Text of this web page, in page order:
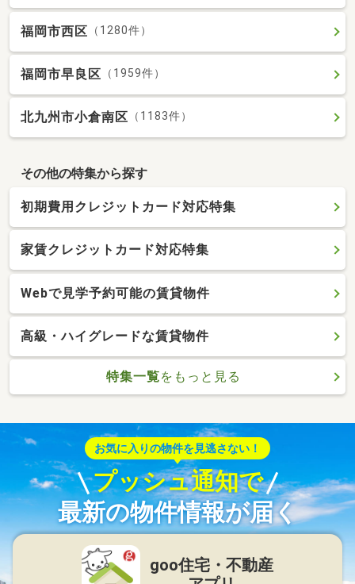
福岡市西区 （1280件）
福岡市早良区 （1959件）
北九州市小倉南区 （1183件）
その他の特集から探す
初期費用クレジットカード対応特集
家賃クレジットカード対応特集
Webで見学予約可能の賃貸物件
高級・ハイグレードな賃貸物件
特集一覧をもっと見る
お気に入りの物件を見逃さない！
プッシュ通知で
最新の物件情報が届く
goo住宅・不動産